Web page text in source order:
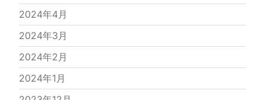
2024年4月
2024年3月
2024年2月
2024年1月